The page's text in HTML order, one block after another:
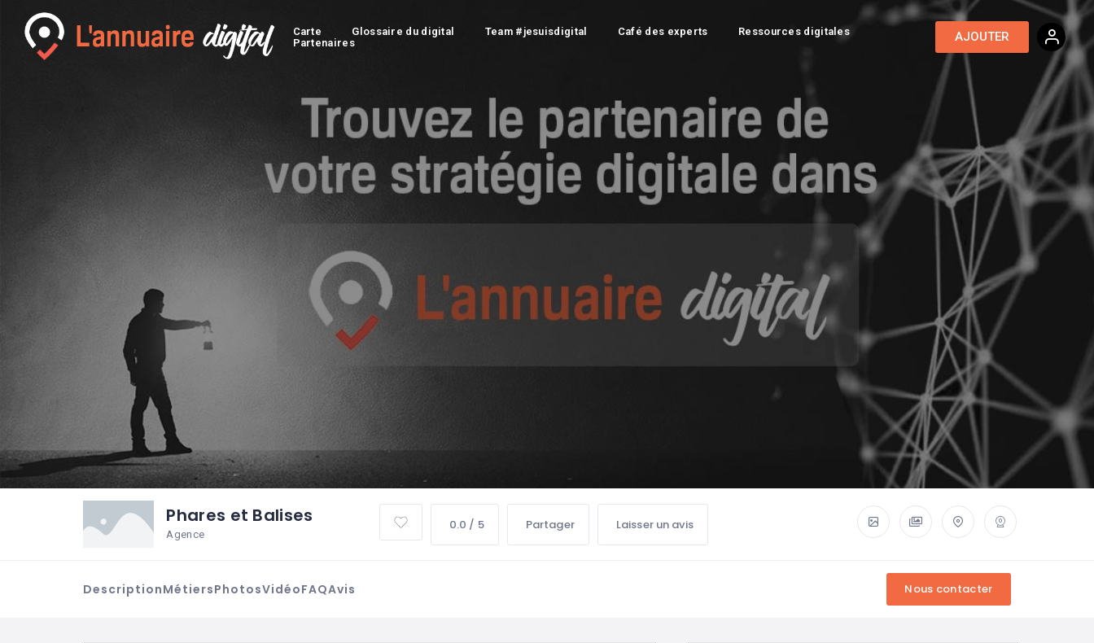
Carte Glossaire du digital Team #jesuisdigital Café des experts
Ressources digitales
Partenaires
AJOUTER
Phares et Balises
Agence
0.0 / 5 Partager Laisser un avis
DescriptionMétiersPhotosVidéoFAQAvis